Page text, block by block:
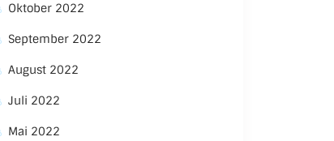
Oktober 2022
September 2022
August 2022
Juli 2022
Mai 2022